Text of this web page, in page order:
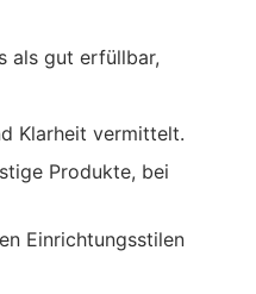
als gut erfüllbar,
Klarheit vermittelt.
Produkte, bei
Einrichtungsstilen